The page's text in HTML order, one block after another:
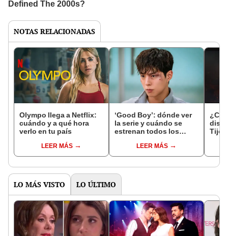
NOTAS RELACIONADAS
Olympo llega a Netflix:
cuándo y a qué hora
verlo en tu país
LEER MÁS
‘Good Boy’: dónde ver
la serie y cuándo se
estrenan todos los
LEER MÁS
LO MÁS VISTO LO ÚLTIMO